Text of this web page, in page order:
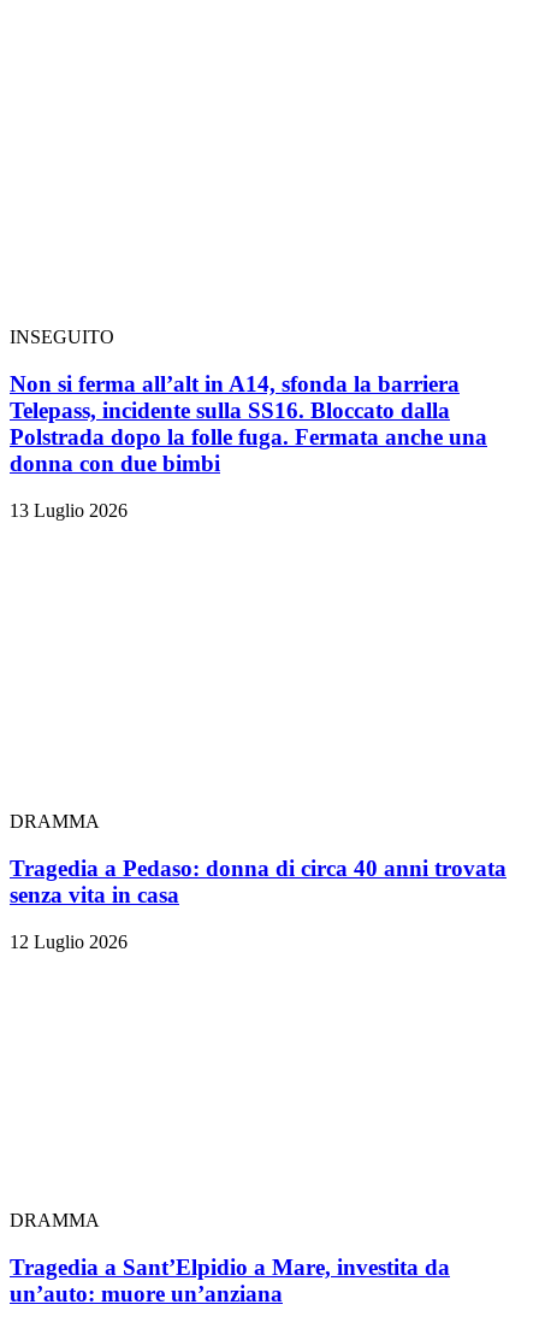
INSEGUITO
Non si ferma all’alt in A14, sfonda la barriera
Telepass, incidente sulla SS16. Bloccato dalla
Polstrada dopo la folle fuga. Fermata anche una
donna con due bimbi
13 Luglio 2026
DRAMMA
Tragedia a Pedaso: donna di circa 40 anni trovata
senza vita in casa
12 Luglio 2026
DRAMMA
Tragedia a Sant’Elpidio a Mare, investita da
un’auto: muore un’anziana